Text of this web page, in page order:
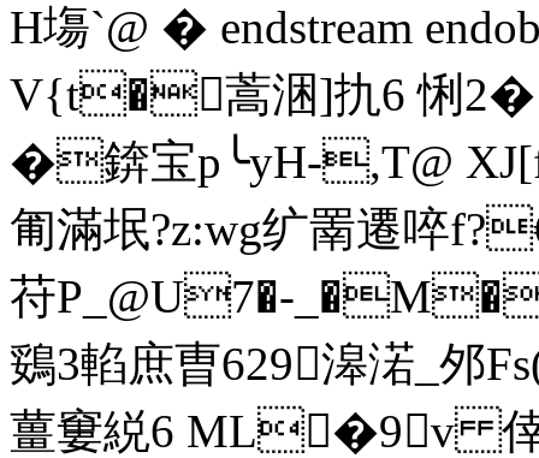
H塲`@ � endstream
V{t�蒿涃]扏6 悧
�錛宝p╰yH-,T@
匍滿垊?z:wg纩罱遷啐
苻 P_@U7�-
鵎3輡庶曺629滜渃_邜
薑窶綐6 ML�9v 倖